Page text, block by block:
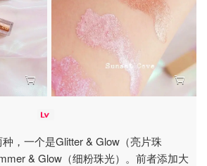
，一个是Glitter & Glow（亮片珠
& Glow（细粉珠光）。前者添加大